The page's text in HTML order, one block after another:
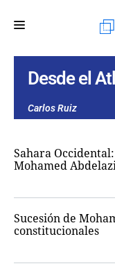
MENÚ
POLÍTICA
PERIODISMO
ECONOMÍA
TECNOLOGÍA
Desde el
Carlos Ruiz
Sahara
Mohamed
Sucesión de
constitucionales